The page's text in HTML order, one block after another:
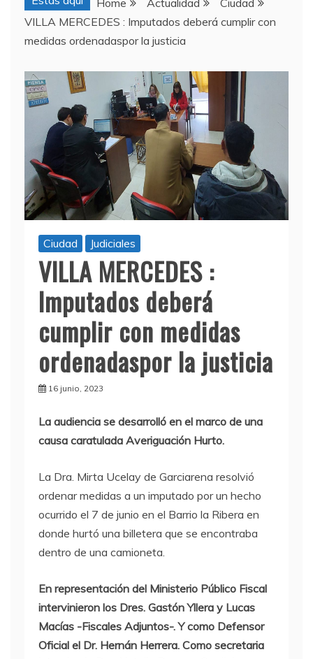
Home Actualidad
Ciudad
VILLA MERCEDES : Imputados deberá cumplir con
medidas ordenadaspor la justicia
Ciudad Judiciales
VILLA MERCEDES :
Imputados deberá
cumplir con medidas
ordenadaspor la justicia
16 junio, 2023
La audiencia se desarrolló en el marco de una
causa caratulada Averiguación Hurto.
La Dra. Mirta Ucelay de Garciarena resolvió
ordenar medidas a un imputado por un hecho
ocurrido el 7 de junio en el Barrio la Ribera en
donde hurtó una billetera que se encontraba
dentro de una camioneta.
En representación del Ministerio Público Fiscal
intervinieron los Dres. Gastón Yllera y Lucas
Macías -Fiscales Adjuntos-. Y como Defensor
Oficial el Dr. Hernán Herrera. Como secretaria